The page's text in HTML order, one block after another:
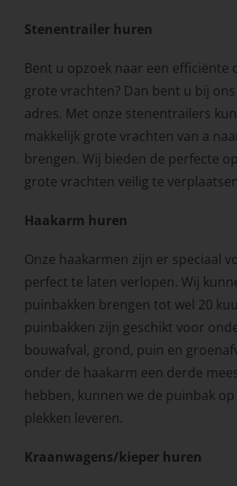
Stenentrailer huren
Bent u opzoek naar een efficiënte
grote vrachten? Dan bent u bij
adres. Met onze stenentrailers
makkelijk grote vrachten van a
brengen. Wij bieden de perfecte
grote vrachten veilig te
Haakarm huren
Onze haakarmen zijn er speciaal
perfect te laten verlopen. Wij
puinbakken brengen tot wel 20
puinbakken zijn geschikt voor
bouwafval, grond, puin en
onder de haakarm een derde
hebben, kunnen we de puinbak op
plekken leveren.
Kraanwagens/kieper huren